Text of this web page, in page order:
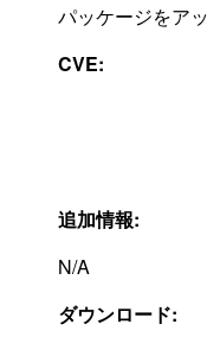
パッケージをア
CVE:
追加情報:
N/A
ダウンロード: